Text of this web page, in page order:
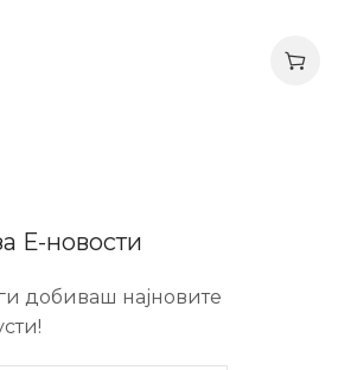
Е-новости
добиваш најновите